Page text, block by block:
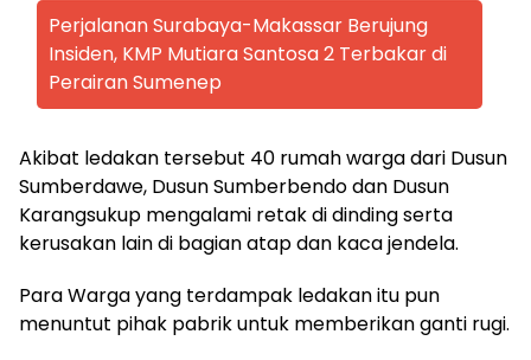
Perjalanan Surabaya-Makassar Berujung
Insiden, KMP Mutiara Santosa 2 Terbakar di
Perairan Sumenep
Akibat ledakan tersebut 40 rumah warga dari Dusun
Sumberdawe, Dusun Sumberbendo dan Dusun
Karangsukup mengalami retak di dinding serta
kerusakan lain di bagian atap dan kaca jendela.
Para Warga yang terdampak ledakan itu pun
menuntut pihak pabrik untuk memberikan ganti rugi.